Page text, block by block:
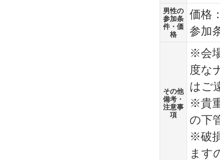
男性の
参加条
件・価
格
価格
参加
その他
備考・
注意事
項
※会
度な
はご
※貴
の下
※破
ます